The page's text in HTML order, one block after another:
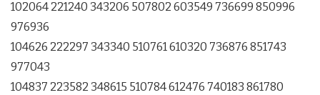
102064 221240 343206 507802 603549 736699 850996
976936
104626 222297 343340 510761 610320 736876 851743
977043
104837 223582 348615 510784 612476 740183 861780